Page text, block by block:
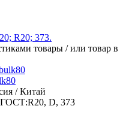
R20; 373.
товары / или товар в
/ Китай
ГОСТ:R20, D, 373